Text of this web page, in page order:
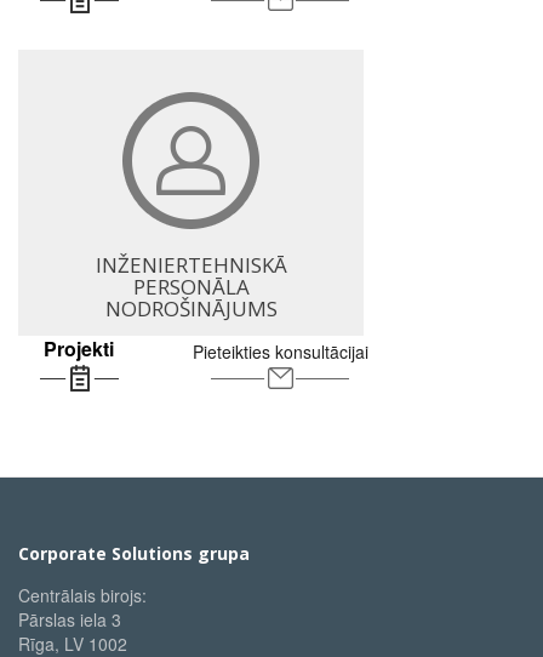
INŽENIERTEHNISKĀ
PERSONĀLA
NODROŠINĀJUMS
Projekti
Pieteikties konsultācijai
Corporate Solutions grupa
Centrālais birojs:
Pārslas iela 3
Rīga, LV 1002